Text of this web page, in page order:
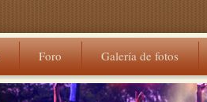
Foro Galería de fotos